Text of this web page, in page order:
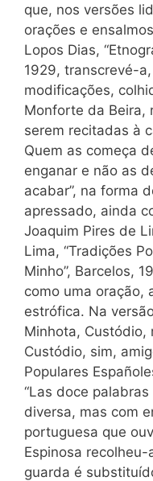
que, nos versões
orações e
Lopos Dias,
1929, transcrevé-
modificações,
Monforte da Beira,
serem recitadas à
Quem as começa
enganar e não as
acabar”, na forma
apressado, ainda
Joaquim Pires de
Lima, “Tradições
Minho”, Barcelos,
como uma oração,
estrófica. Na
Minhota, Custódio,
Custódio, sim,
Populares
“Las doce
diversa, mas com
portuguesa que
Espinosa
guarda é